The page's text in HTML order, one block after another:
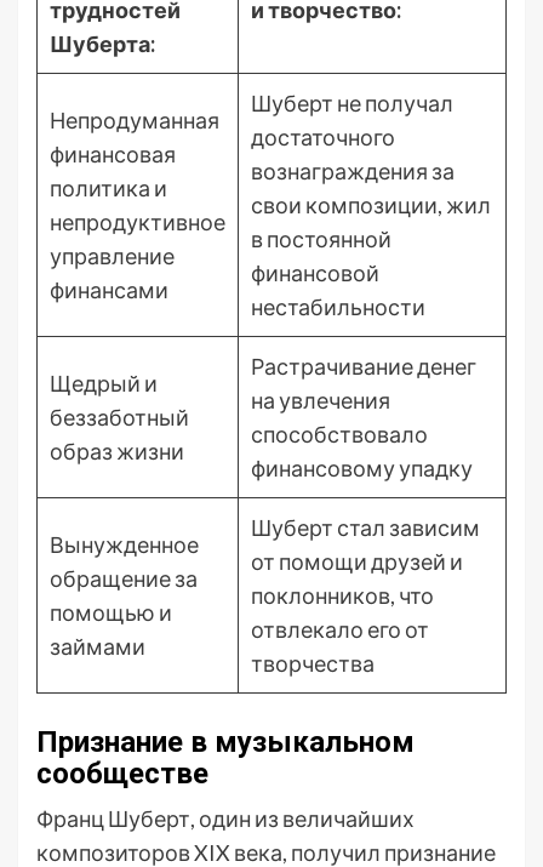
трудностей
Шуберта:
и творчество:
Непродуманная
финансовая
политика и
непродуктивное
управление
финансами
Шуберт не получал
достаточного
вознаграждения за
свои композиции, жил
в постоянной
финансовой
нестабильности
Щедрый и
беззаботный
образ жизни
Растрачивание денег
на увлечения
способствовало
финансовому упадку
Вынужденное
обращение за
помощью и
займами
Шуберт стал зависим
от помощи друзей и
поклонников, что
отвлекало его от
творчества
Признание в музыкальном
сообществе
Франц Шуберт, один из величайших
композиторов XIX века, получил признание